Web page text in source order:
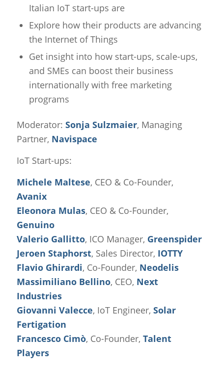
Italian IoT start-ups are
Explore how their products are advancing
the Internet of Things
Get insight into how start-ups, scale-ups,
and SMEs can boost their business
internationally with free marketing
programs
Moderator: Sonja Sulzmaier, Managing
Partner, Navispace
IoT Start-ups:
Michele Maltese, CEO & Co-Founder,
Avanix
Eleonora Mulas, CEO & Co-Founder,
Genuino
Valerio Gallitto, ICO Manager, Greenspider
Jeroen Staphorst, Sales Director, IOTTY
Flavio Ghirardi, Co-Founder, Neodelis
Massimiliano Bellino, CEO, Next
Industries
Giovanni Valecce, IoT Engineer, Solar
Fertigation
Francesco Cimò, Co-Founder, Talent
Players